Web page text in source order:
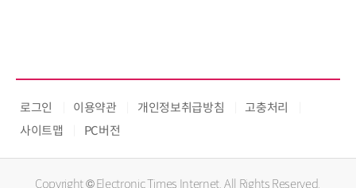
로그인 이용약관 개인정보취급방침
고충처리
사이트맵
PC버전
Copyright © Electronic Times Internet. All Rights Reserved.